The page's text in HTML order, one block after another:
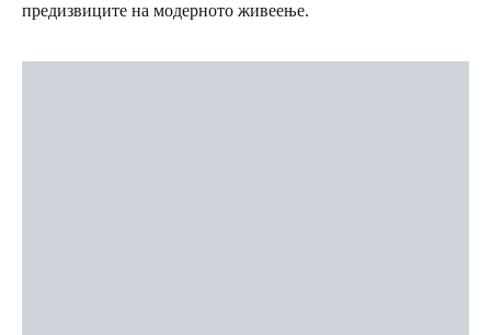
предизвиците на модерното живеење.